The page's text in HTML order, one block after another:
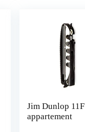
Jim Dunlop 11F
appartement